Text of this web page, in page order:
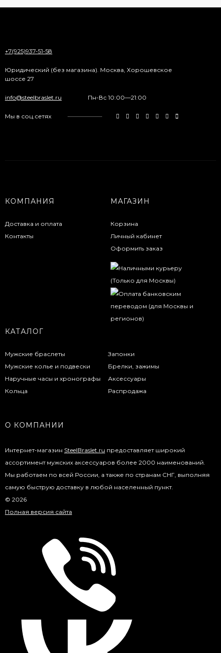
+7(925)937-51-58
Юридический (без магазина). Москва, Хорошевское
шоссе 27
info@steelbraslet.ru Пн-Вс 10:00—21:00
Мы в соц.сетях
КОМПАНИЯ
Доставка и оплата
Контакты
МАГАЗИН
Корзина
Личный кабинет
Оформить заказ
КАТАЛОГ
Мужские браслеты
Мужские колье и подвески
Наручные часы и хронографы
Кольца
Запонки
Брелки, зажимы
Аксессуары
Распродажа
О КОМПАНИИ
Интернет-магазин SteelBraslet.ru предоставляет широкий
ассортимент мужских аксессуаров более 2000 наименований.
Мы работаем по всей России, а также по странам СНГ, выполняя
самую быструю доставку в любой населенный пункт.
© 2026
Полная версия сайта